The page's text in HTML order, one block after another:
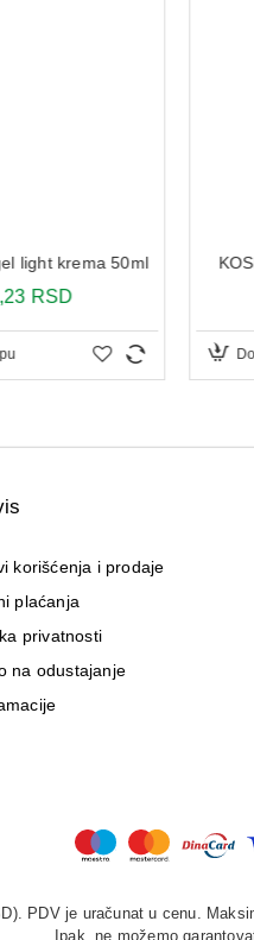
Dodaj u korpu
korišćenja i prodaje
plaćanja
privatnosti
na odustajanje
PDV je uračunat u cenu.
Ipak, ne možemo